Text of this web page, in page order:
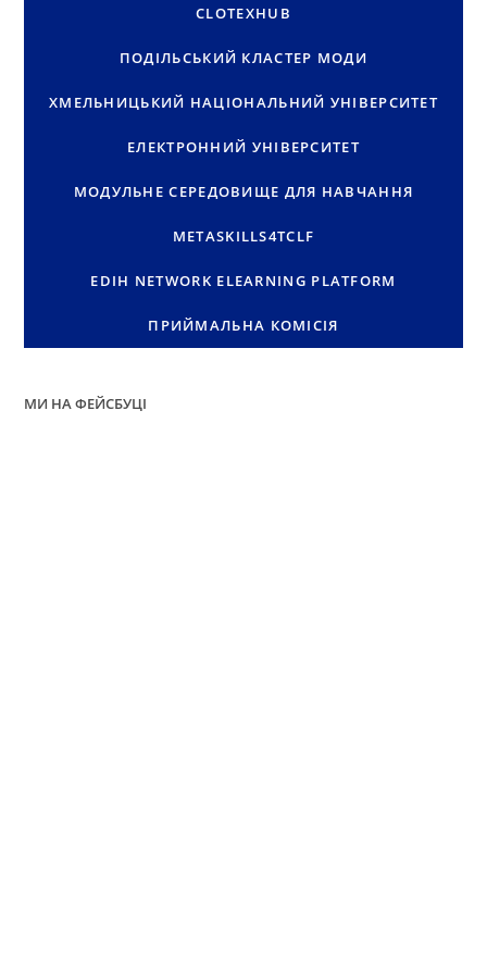
CLOTEXHUB
ПОДІЛЬСЬКИЙ КЛАСТЕР МОДИ
ХМЕЛЬНИЦЬКИЙ НАЦІОНАЛЬНИЙ УНІВЕРСИТЕТ
ЕЛЕКТРОННИЙ УНІВЕРСИТЕТ
МОДУЛЬНЕ СЕРЕДОВИЩЕ ДЛЯ НАВЧАННЯ
METASKILLS4TCLF
EDIH NETWORK ELEARNING PLATFORM
ПРИЙМАЛЬНА КОМІСІЯ
МИ НА ФЕЙСБУЦІ